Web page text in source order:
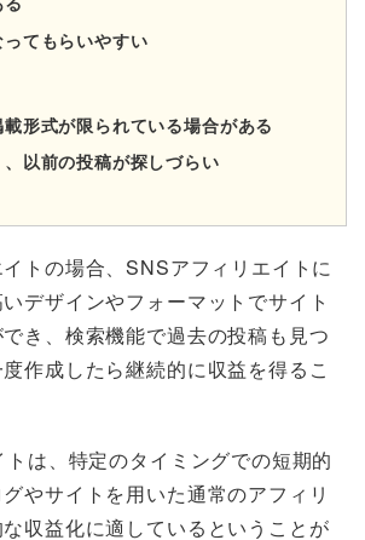
てもらいやすい
形式が限られている場合がある
以前の投稿が探しづらい
トの場合、SNSアフィリエイトに
デザインやフォーマットでサイト
き、検索機能で過去の投稿も見つ
作成したら継続的に収益を得るこ
は、特定のタイミングでの短期的
やサイトを用いた通常のアフィリ
収益化に適しているということが